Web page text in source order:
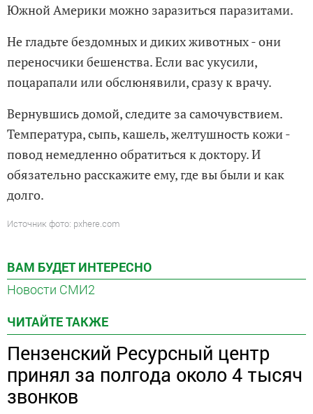
Южной Америки можно заразиться паразитами.
Не гладьте бездомных и диких животных - они
переносчики бешенства. Если вас укусили,
поцарапали или обслюнявили, сразу к врачу.
Вернувшись домой, следите за самочувствием.
Температура, сыпь, кашель, желтушность кожи -
повод немедленно обратиться к доктору. И
обязательно расскажите ему, где вы были и как
долго.
Источник фото: pxhere.com
ВАМ БУДЕТ ИНТЕРЕСНО
Новости СМИ2
ЧИТАЙТЕ ТАКЖЕ
Пензенский Ресурсный центр
принял за полгода около 4 тысяч
звонков